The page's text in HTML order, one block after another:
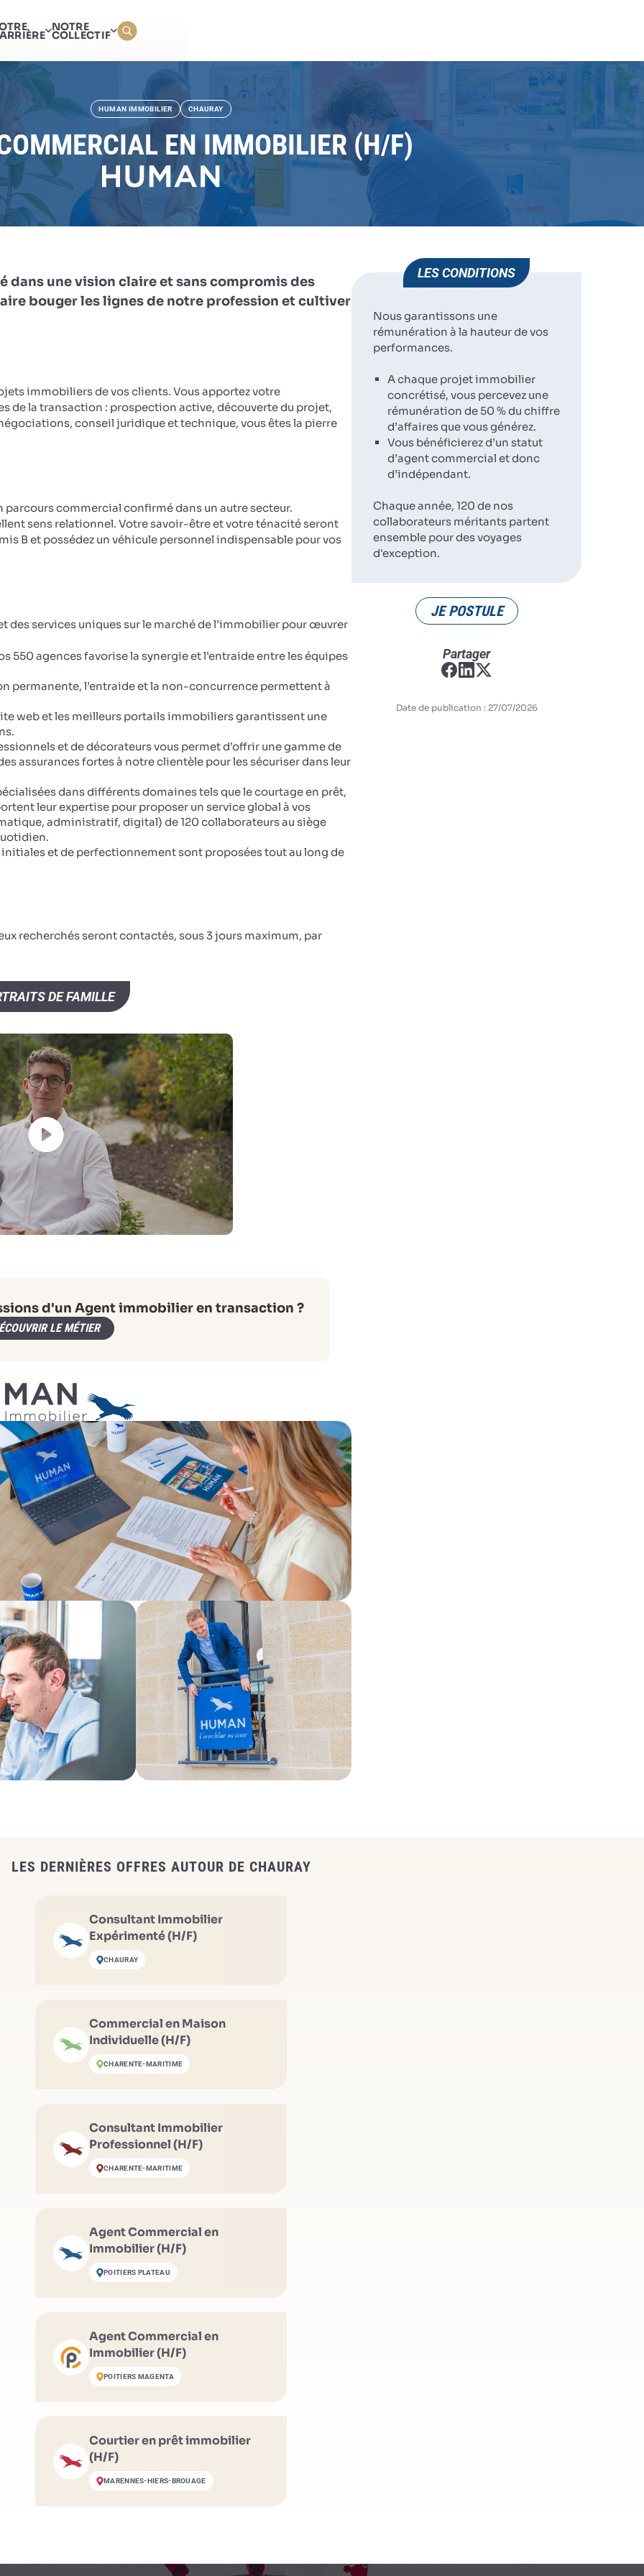
NOTRE
COLLECTIF
HUMAN IMMOBILIER CHAURAY
EN IMMOBILIER (H/F)
dans une vision claire et sans compromis des
bouger les lignes de notre profession et cultiver
immobiliers de vos clients. Vous apportez votre
de la transaction : prospection active, découverte du projet,
conseil juridique et technique, vous êtes la pierre
parcours commercial confirmé dans un autre secteur.
sens relationnel. Votre savoir-être et votre ténacité seront
B et possédez un véhicule personnel indispensable pour vos
des services uniques sur le marché de l’immobilier pour œuvrer
550 agences favorise la synergie et l’entraide entre les équipes
permanente, l’entraide et la non-concurrence permettent à
web et les meilleurs portails immobiliers garantissent une
et de décorateurs vous permet d’offrir une gamme de
assurances fortes à notre clientèle pour les sécuriser dans leur
dans différents domaines tels que le courtage en prêt,
leur expertise pour proposer un service global à vos
administratif, digital) de 120 collaborateurs au siège
et de perfectionnement sont proposées tout au long de
recherchés seront contactés, sous 3 jours maximum, par
DE FAMILLE
d'un Agent immobilier en transaction ?
LE MÉTIER
LES CONDITIONS
Nous garantissons une
rémunération à la hauteur de vos
performances.
A chaque projet immobilier
concrétisé, vous percevez une
rémunération de 50 % du chiffre
d’affaires que vous générez.
Vous bénéficierez d’un statut
d’agent commercial et donc
d’indépendant.
Chaque année, 120 de nos
collaborateurs méritants partent
ensemble pour des voyages
d'exception.
JE POSTULE
Partager
Date de publication : 27/07/2026
LES DERNIÈRES OFFRES AUTOUR DE CHAURAY
Consultant Immobilier
Expérimenté (H/F)
CHAURAY
Commercial en Maison
Individuelle (H/F)
CHARENTE-MARITIME
Consultant Immobilier
Professionnel (H/F)
CHARENTE-MARITIME
Agent Commercial en
Immobilier (H/F)
POITIERS PLATEAU
Agent Commercial en
Immobilier (H/F)
POITIERS MAGENTA
Courtier en prêt immobilier
(H/F)
MARENNES-HIERS-BROUAGE